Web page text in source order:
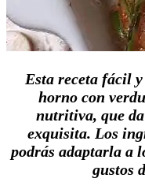
Esta receta fácil
horno con
nutritiva, que
exquisita. Los
podrás adaptarla a
gustos